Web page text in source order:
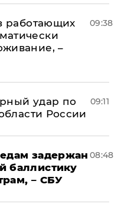
работающих
–
09:38
удар по
России
09:11
задержан
баллистику
– СБУ
08:48